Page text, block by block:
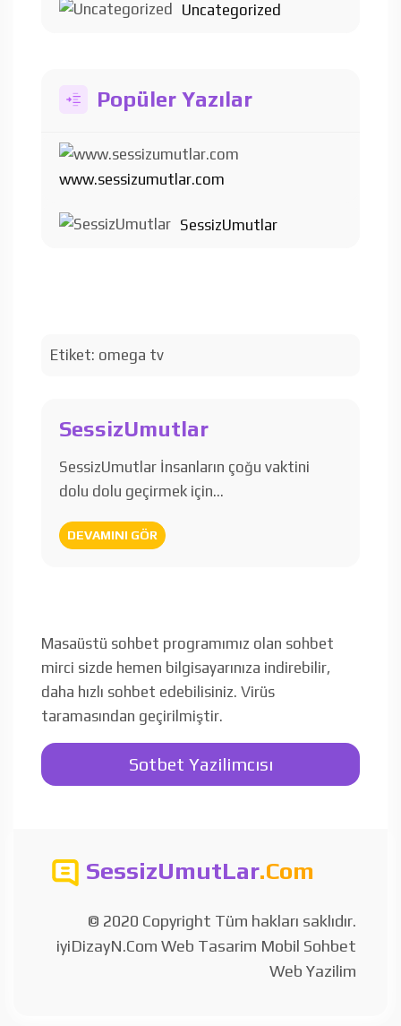
Uncategorized
Popüler Yazılar
www.sessizumutlar.com
SessizUmutlar
Etiket: omega tv
SessizUmutlar
SessizUmutlar İnsanların çoğu vaktini
dolu dolu geçirmek için…
DEVAMINI GÖR
Masaüstü sohbet programımız olan sohbet
mirci sizde hemen bilgisayarınıza indirebilir,
daha hızlı sohbet edebilisiniz. Virüs
taramasından geçirilmiştir.
Sotbet Yazilimcısı
SessizUmutLar.Com
© 2020 Copyright Tüm hakları saklıdır.
iyiDizayN.Com Web Tasarim Mobil Sohbet
Web Yazilim